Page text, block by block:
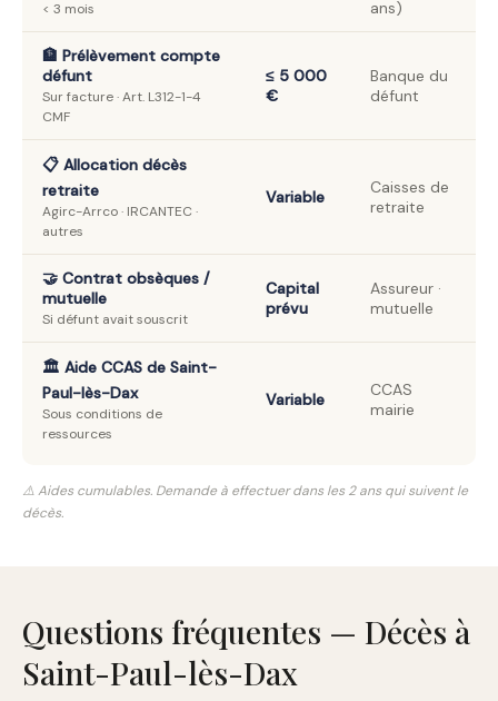
< 3 mois ans)
🏦 Prélèvement compte
défunt
Sur facture · Art. L312-1-4
CMF
≤ 5 000
€
Banque du
défunt
📋 Allocation décès
retraite
Agirc-Arrco · IRCANTEC ·
autres
Variable
Caisses de
retraite
🤝 Contrat obsèques /
mutuelle
Si défunt avait souscrit
Capital
prévu
Assureur ·
mutuelle
🏛️ Aide CCAS de Saint-
Paul-lès-Dax
Sous conditions de
ressources
Variable
CCAS
mairie
⚠️ Aides cumulables. Demande à effectuer dans les 2 ans qui suivent le
décès.
Questions fréquentes — Décès à
Saint-Paul-lès-Dax